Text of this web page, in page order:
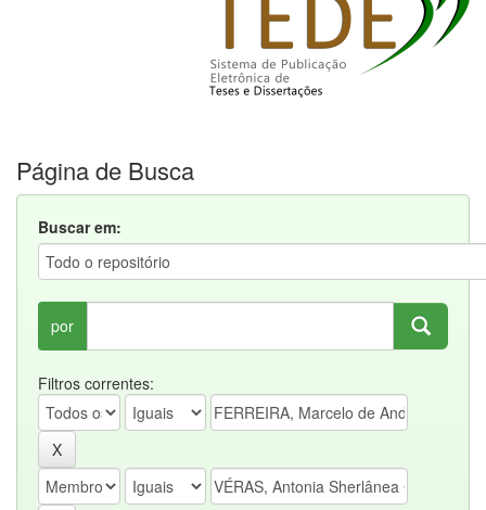
Página de Busca
Buscar em:
por
Filtros correntes: